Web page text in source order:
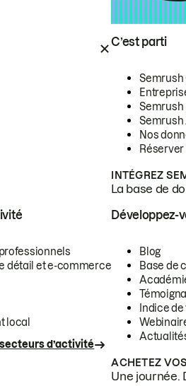
C’est parti
Semrush
Semrush
Semrush
Nos
INTÉGREZ
La base de
détail et e-commerce
local
d’activité
Développez-
Blog
Base de
Indice
ACHETEZ
Une journée.